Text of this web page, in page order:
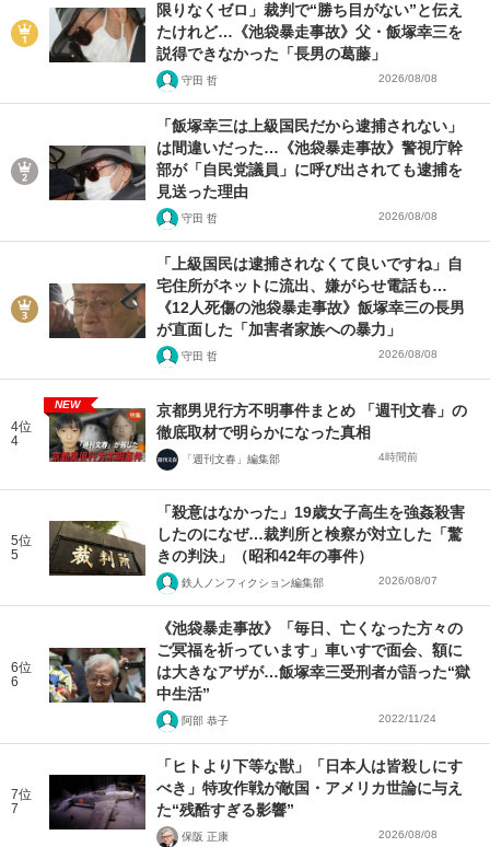
限りなくゼロ」裁判で“勝ち目がない”と伝え
たけれど…《池袋暴走事故》父・飯塚幸三を
説得できなかった「長男の葛藤」
守田 哲 2026/08/08
「飯塚幸三は上級国民だから逮捕されない」
は間違いだった…《池袋暴走事故》警視庁幹
部が「自民党議員」に呼び出されても逮捕を
見送った理由
守田 哲 2026/08/08
「上級国民は逮捕されなくて良いですね」自
宅住所がネットに流出、嫌がらせ電話も…
《12人死傷の池袋暴走事故》飯塚幸三の長男
が直面した「加害者家族への暴力」
守田 哲 2026/08/08
4位
4
NEW
京都男児行方不明事件まとめ 「週刊文春」の
徹底取材で明らかになった真相
「週刊文春」編集部 4時間前
5位
5
「殺意はなかった」19歳女子高生を強姦殺害
したのになぜ…裁判所と検察が対立した「驚
きの判決」（昭和42年の事件）
鉄人ノンフィクション編集部 2026/08/07
6位
6
《池袋暴走事故》「毎日、亡くなった方々の
ご冥福を祈っています」車いすで面会、額に
は大きなアザが…飯塚幸三受刑者が語った“獄
中生活”
阿部 恭子 2022/11/24
7位
7
「ヒトより下等な獣」「日本人は皆殺しにす
べき」特攻作戦が敵国・アメリカ世論に与え
た“残酷すぎる影響”
保阪 正康 2026/08/08